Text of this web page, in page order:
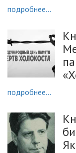
подробнее...
подробнее...